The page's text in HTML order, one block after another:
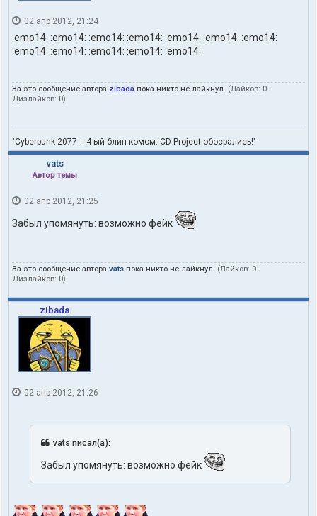
02 апр 2012, 21:24
:emo14: :emo14: :emo14: :emo14: :emo14: :emo14: :emo14:
:emo14: :emo14: :emo14: :emo14: :emo14:
За это сообщение автора zibada пока никто не лайкнул. (Лайков: 0 ·
Дизлайков: 0)
"Cyberpunk 2077 = 4-ый блин комом. CD Project обосрались!"
vats
Автор темы
02 апр 2012, 21:25
Забыл упомянуть: возможно фейк
За это сообщение автора vats пока никто не лайкнул. (Лайков: 0 ·
Дизлайков: 0)
zibada
02 апр 2012, 21:26
vats писал(а):
Забыл упомянуть: возможно фейк